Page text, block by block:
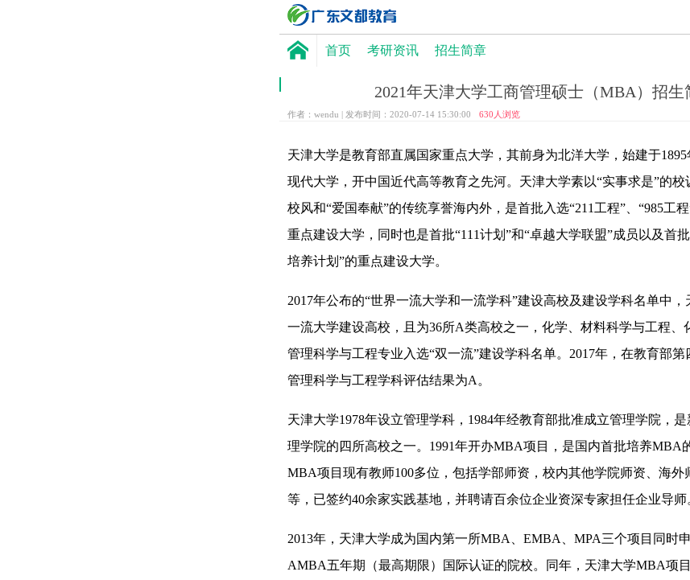
首页 考研资讯 招生简章
2021年天津大学工商管理硕士（MBA）招生
作者：wendu | 发布时间：2020-07-14 15:30:00 630 人浏览
天津大学是教育部直属国家重点大学，其前身为北洋大学，始建于
现代大学，开中国近代高等教育之先河。天津大学素以“实事求是”的校
校风和“爱国奉献”的传统享誉海内外，是首批入选“211工程”、“985工程
重点建设大学，同时也是首批“111计划”和“卓越大学联盟”成员以及首
培养计划”的重点建设大学。
2017年公布的“世界一流大学和一流学科”建设高校及建设学科名单中，
一流大学建设高校，且为36所A类高校之一，化学、材料科学与工程、
管理科学与工程专业入选“双一流”建设学科名单。2017年，在教育部第
管理科学与工程学科评估结果为A。
天津大学1978年设立管理学科，1984年经教育部批准成立管理学院，
理学院的四所高校之一。1991年开办MBA项目，是国内首批培养MBA
MBA项目现有教师100多位，包括学部师资，校内其他学院师资、海外
等，已签约40余家实践基地，并聘请百余位企业资深专家担任企业导师
2013年，天津大学成为国内第一所MBA、EMBA、MPA三个项目同时
AMBA五年期（最高期限）国际认证的院校。同年，天津大学MBA项